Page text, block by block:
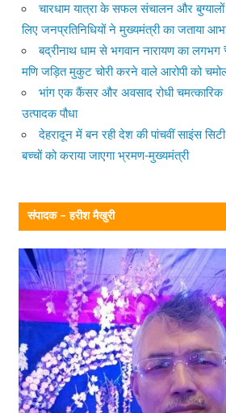
चारधाम यात्रा के सफल संचालन और
लिए जनप्रतिनिधियों ने मुख्यमंत्री का जताया
बद्रीनाथ धाम से भगवान नारायण का
मणि जड़ित मुकुट चोरी करने वाले आरोपी को
भांग एक कैंसर और अवसाद रोधी चमत्कारिक
उत्पादक पौधा
देहरादून में बन रही देश की पांचवीं साइंस
बच्चों को कराया जाएगा भ्रमण-मुख्यमंत्री
संपादक – हरीश मैखुरी